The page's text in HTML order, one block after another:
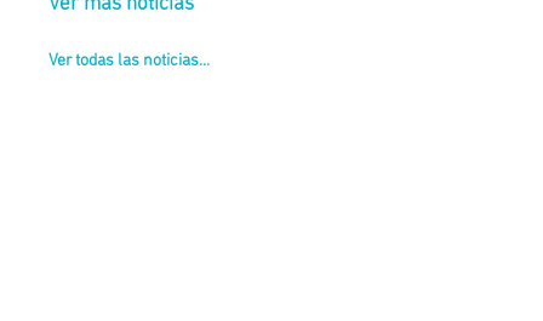
Ver más noticias
Ver todas las noticias...